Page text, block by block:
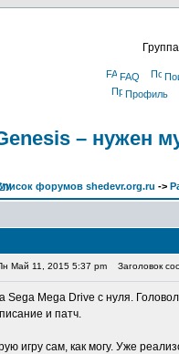
FAQ
Профиль
– нужен
форумов shedevr.org.ru ->
Май 11, 2015 5:37 pm Заголовок
Sega Mega Drive с нуля.
и патч.
игру сам, как могу. Уже